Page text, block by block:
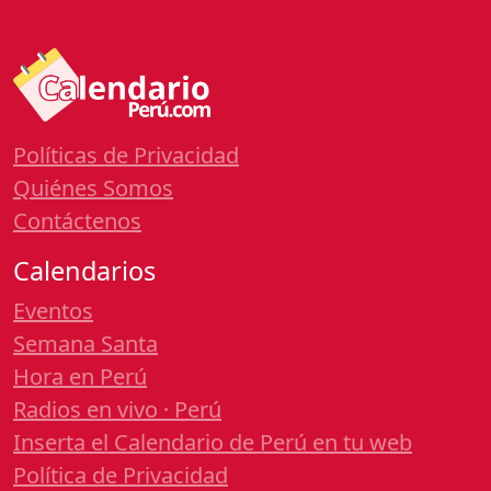
Políticas de Privacidad
Quiénes Somos
Contáctenos
Calendarios
Eventos
Semana Santa
Hora en Perú
Radios en vivo · Perú
Inserta el Calendario de Perú en tu web
Política de Privacidad